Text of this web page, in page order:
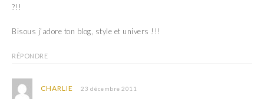
?!!
Bisous j’adore ton blog, style et univers !!!
RÉPONDRE
CHARLIE 23 décembre 2011